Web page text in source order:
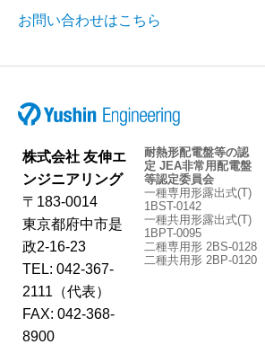
お問い合わせはこちら
株式会社 友伸エ
ンジニアリング
〒183-0014
東京都府中市是
政2-16-23
TEL: 042-367-
2111（代表）
FAX: 042-368-
8900
耐熱形配電盤等の認
定 JEA非常用配電盤
等認定委員会
一種専用形露出式(T)
1BST-0142
一種共用形露出式(T)
1BPT-0095
二種専用形 2BS-0128
二種共用形 2BP-0120